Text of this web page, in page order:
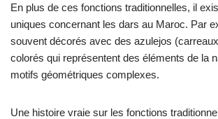
En plus de ces fonctions traditionnelles, il
uniques concernant les dars au Maroc. Par
souvent décorés avec des azulejos
colorés qui représentent des éléments de la
motifs géométriques complexes.
Une histoire vraie sur les fonctions